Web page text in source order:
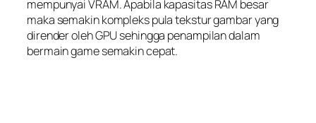
mempunyai VRAM. Apabila kapasitas RAM besar
maka semakin kompleks pula tekstur gambar yang
dirender oleh GPU sehingga penampilan dalam
bermain game semakin cepat.